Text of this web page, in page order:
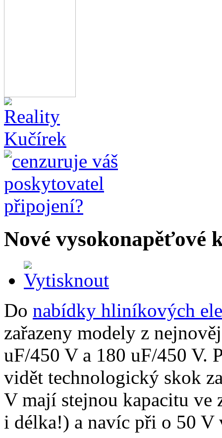
Nové vysokonapěťové
Do nabídky hliníkových
zařazeny modely z
uF/450 V a 180 uF/450 V.
vidět technologický skok
V mají stejnou kapacitu ve
i délka!) a navíc při o 50 V